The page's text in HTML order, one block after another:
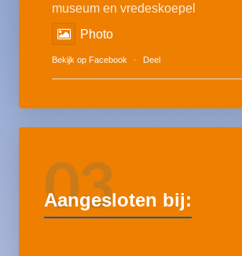
museum en vredeskoepel
Photo
Bekijk op Facebook · Deel
03
Aangesloten bij: